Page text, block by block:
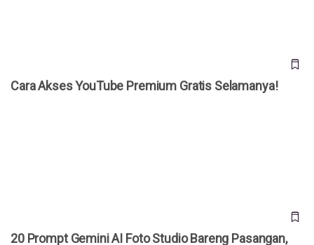
Cara Akses YouTube Premium Gratis Selamanya!
20 Prompt Gemini AI Foto Studio Bareng Pasangan,